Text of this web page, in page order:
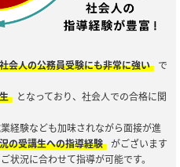
会人の公務員受験にも非常に強い
で
となっており、社会人での合格に関
経験なども加味されながら面接が進
の受講生への指導経験 がございます
状況に合わせて指導が可能です。